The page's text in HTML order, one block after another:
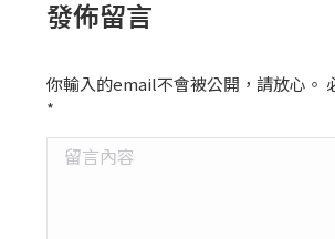
發佈留言
你輸入的email不會被公開，請放心。
*
留言內容